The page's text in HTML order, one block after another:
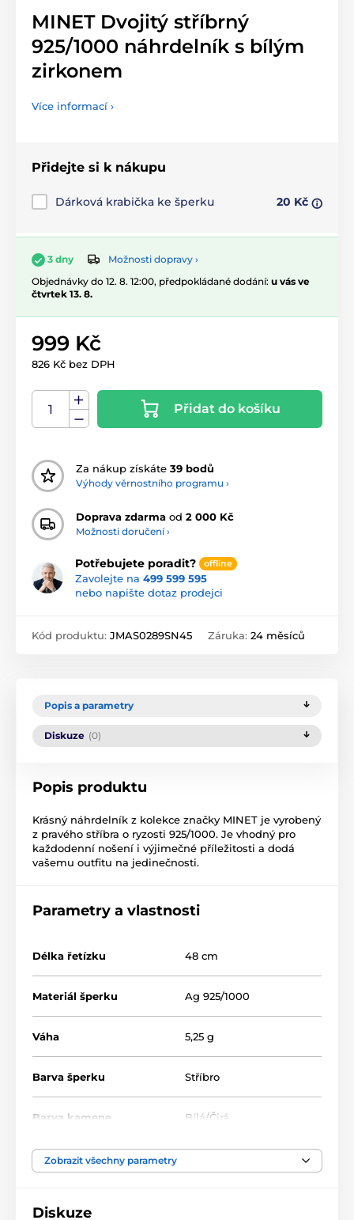
MINET Dvojitý stříbrný
925/1000 náhrdelník s bílým
zirkonem
Více informací ›
Přidejte si k nákupu
Dárková krabička ke šperku 20 Kč
3 dny
Možnosti dopravy ›
Objednávky do 12. 8. 12:00, předpokládané dodání: u vás ve
čtvrtek 13. 8.
999 Kč
826 Kč bez DPH
Přidat do košíku
Za nákup získáte 39 bodů
Výhody věrnostního programu ›
Doprava zdarma od 2 000 Kč
Možnosti doručení ›
Potřebujete poradit? offline
Zavolejte na 499 599 595
nebo napište dotaz prodejci
Kód produktu: JMAS0289SN45 Záruka: 24 měsíců
Popis a parametry
Diskuze (0)
Popis produktu
Krásný náhrdelník z kolekce značky MINET je vyrobený
z pravého stříbra o ryzosti 925/1000. Je vhodný pro
každodenní nošení i výjimečné příležitosti a dodá
vašemu outfitu na jedinečnosti.
Parametry a vlastnosti
Délka řetízku 48 cm
Materiál šperku Ag 925/1000
Váha 5,25 g
Barva šperku Stříbro
Barva kamene Bílá/Čirá
Zobrazit všechny parametry
Diskuze